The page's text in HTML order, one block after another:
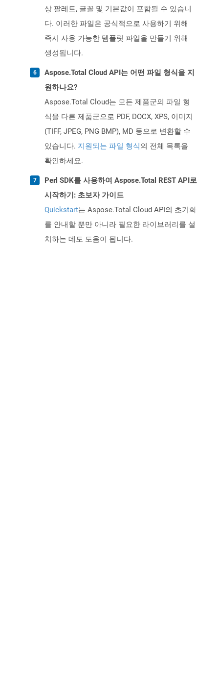
상 팔레트, 글꼴 및 기본값이 포함될 수 있습니
다. 이러한 파일은 공식적으로 사용하기 위해
즉시 사용 가능한 템플릿 파일을 만들기 위해
생성됩니다.
Aspose.Total Cloud API는 어떤 파일 형식을 지
원하나요?
Aspose.Total Cloud는 모든 제품군의 파일 형
식을 다른 제품군으로 PDF, DOCX, XPS, 이미지
(TIFF, JPEG, PNG BMP), MD 등으로 변환할 수
있습니다. 지원되는 파일 형식의 전체 목록을
확인하세요.
Perl SDK를 사용하여 Aspose.Total REST API로
시작하기: 초보자 가이드
Quickstart는 Aspose.Total Cloud API의 초기화
를 안내할 뿐만 아니라 필요한 라이브러리를 설
치하는 데도 도움이 됩니다.